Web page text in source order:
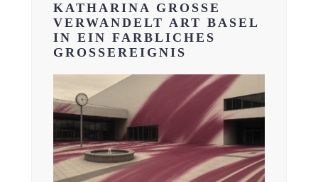
KATHARINA GROSSE
VERWANDELT ART BASEL
IN EIN FARBLICHES
GROSSEREIGNIS